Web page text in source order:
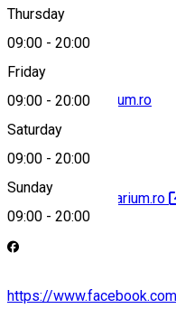
Thursday
09:00 - 20:00
Friday
09:00 - 20:00
Saturday
09:00 - 20:00
Sunday
09:00 - 20:00
contact@greenarium.ro
http://www.greenarium.ro
https://